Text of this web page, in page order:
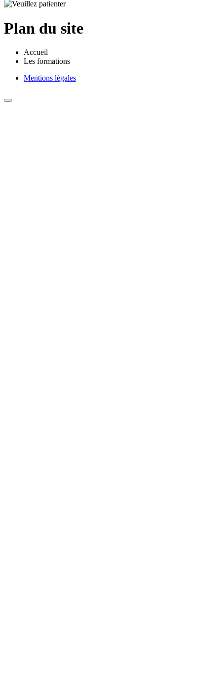
Plan du site
Accueil
Les formations
Mentions légales